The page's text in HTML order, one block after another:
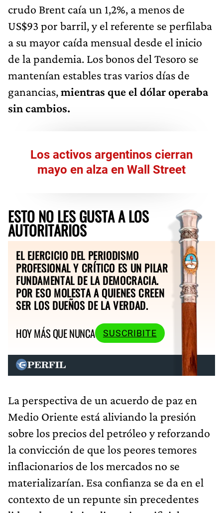
crudo Brent caía un 1,2%, a menos de
US$93 por barril, y el referente se perfilaba
a su mayor caída mensual desde el inicio
de la pandemia. Los bonos del Tesoro se
mantenían estables tras varios días de
ganancias,mientras que el dólar operaba
sin cambios.
Los activos argentinos cierran
mayo en alza en Wall Street
ESTO NO LES GUSTA A LOS
AUTORITARIOS
EL EJERCICIO DEL PERIODISMO
PROFESIONAL Y CRÍTICO ES UN PILAR
FUNDAMENTAL DE LA DEMOCRACIA.
POR ESO MOLESTA A QUIENES CREEN
SER LOS DUEÑOS DE LA VERDAD.
HOY MÁS QUE NUNCA
SUSCRIBITE
La perspectiva de un acuerdo de paz en
Medio Oriente está aliviando la presión
sobre los precios del petróleo y reforzando
la convicción de que los peores temores
inflacionarios de los mercados no se
materializarían. Esa confianza se da en el
contexto de un repunte sin precedentes